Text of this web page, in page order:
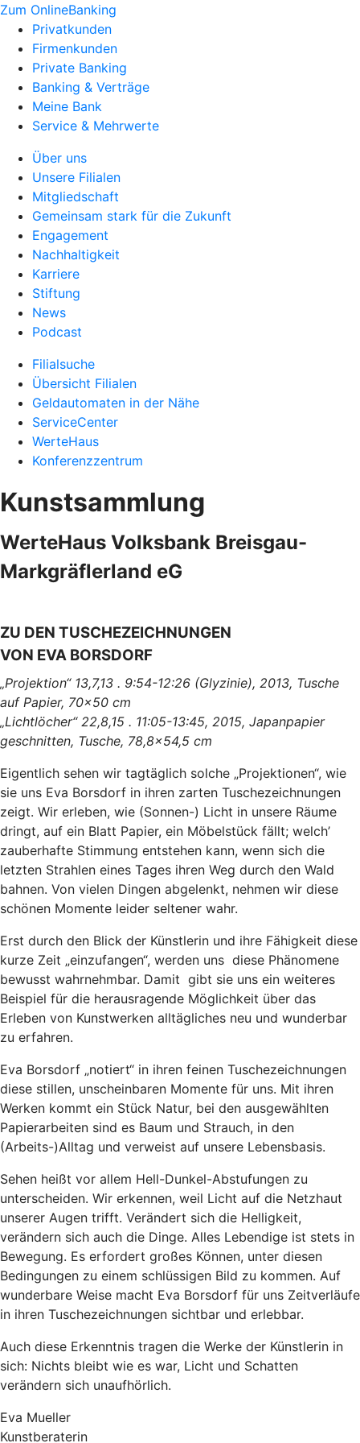
Zum OnlineBanking
Privatkunden
Firmenkunden
Private Banking
Banking & Verträge
Meine Bank
Service & Mehrwerte
Über uns
Unsere Filialen
Mitgliedschaft
Gemeinsam stark für die Zukunft
Engagement
Nachhaltigkeit
Karriere
Stiftung
News
Podcast
Filialsuche
Übersicht Filialen
Geldautomaten in der Nähe
ServiceCenter
WerteHaus
Konferenzzentrum
Kunstsammlung
WerteHaus Volksbank Breisgau-
Markgräflerland eG
ZU DEN TUSCHEZEICHNUNGEN
VON EVA BORSDORF
„Projektion“ 13,7,13 . 9:54-12:26 (Glyzinie), 2013, Tusche
auf Papier, 70x50 cm
„Lichtlöcher“ 22,8,15 . 11:05-13:45, 2015, Japanpapier
geschnitten, Tusche, 78,8x54,5 cm
Eigentlich sehen wir tagtäglich solche „Projektionen“, wie
sie uns Eva Borsdorf in ihren zarten Tuschezeichnungen
zeigt. Wir erleben, wie (Sonnen-) Licht in unsere Räume
dringt, auf ein Blatt Papier, ein Möbelstück fällt; welch’
zauberhafte Stimmung entstehen kann, wenn sich die
letzten Strahlen eines Tages ihren Weg durch den Wald
bahnen. Von vielen Dingen abgelenkt, nehmen wir diese
schönen Momente leider seltener wahr.
Erst durch den Blick der Künstlerin und ihre Fähigkeit diese
kurze Zeit „einzufangen“, werden uns diese Phänomene
bewusst wahrnehmbar. Damit gibt sie uns ein weiteres
Beispiel für die herausragende Möglichkeit über das
Erleben von Kunstwerken alltägliches neu und wunderbar
zu erfahren.
Eva Borsdorf „notiert“ in ihren feinen Tuschezeichnungen
diese stillen, unscheinbaren Momente für uns. Mit ihren
Werken kommt ein Stück Natur, bei den ausgewählten
Papierarbeiten sind es Baum und Strauch, in den
(Arbeits-)Alltag und verweist auf unsere Lebensbasis.
Sehen heißt vor allem Hell-Dunkel-Abstufungen zu
unterscheiden. Wir erkennen, weil Licht auf die Netzhaut
unserer Augen trifft. Verändert sich die Helligkeit,
verändern sich auch die Dinge. Alles Lebendige ist stets in
Bewegung. Es erfordert großes Können, unter diesen
Bedingungen zu einem schlüssigen Bild zu kommen. Auf
wunderbare Weise macht Eva Borsdorf für uns Zeitverläufe
in ihren Tuschezeichnungen sichtbar und erlebbar.
Auch diese Erkenntnis tragen die Werke der Künstlerin in
sich: Nichts bleibt wie es war, Licht und Schatten
verändern sich unaufhörlich.
Eva Mueller
Kunstberaterin